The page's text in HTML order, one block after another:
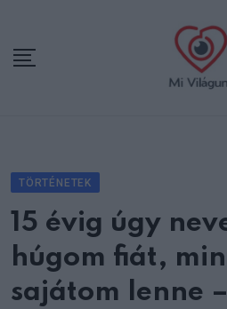
content
TÖRTÉNETEK
15 évig úgy
húgom fiát,
sajátom lenne